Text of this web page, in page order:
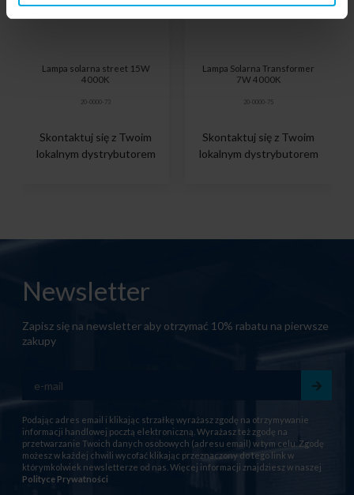
Lampa solarna street 15W
4000K
20-0000-73
Skontaktuj się z Twoim
lokalnym dystrybutorem
Lampa Solarna Transformer
7W 4000K
20-0000-75
Skontaktuj się z Twoim
lokalnym dystrybutorem
Newsletter
Zapisz się na newsletter aby otrzymać 10% rabatu na pierwsze
zakupy
Podając adres email i klikając strzałkę wyrażasz zgodę na otrzymywanie
informacji handlowej pocztą elektroniczną. Wyrażasz też zgodę na
przetwarzanie Twoich danych osobowych (adresu email) w tym celu. Zgodę
możesz w każdej chwili wycofać klikając przeznaczony do tego link w
którymkolwiek newsletterze od nas. Więcej informacji znajdziesz w naszej
Polityce Prywatności